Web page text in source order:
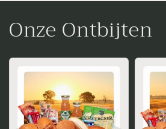
Onze Ontbijten